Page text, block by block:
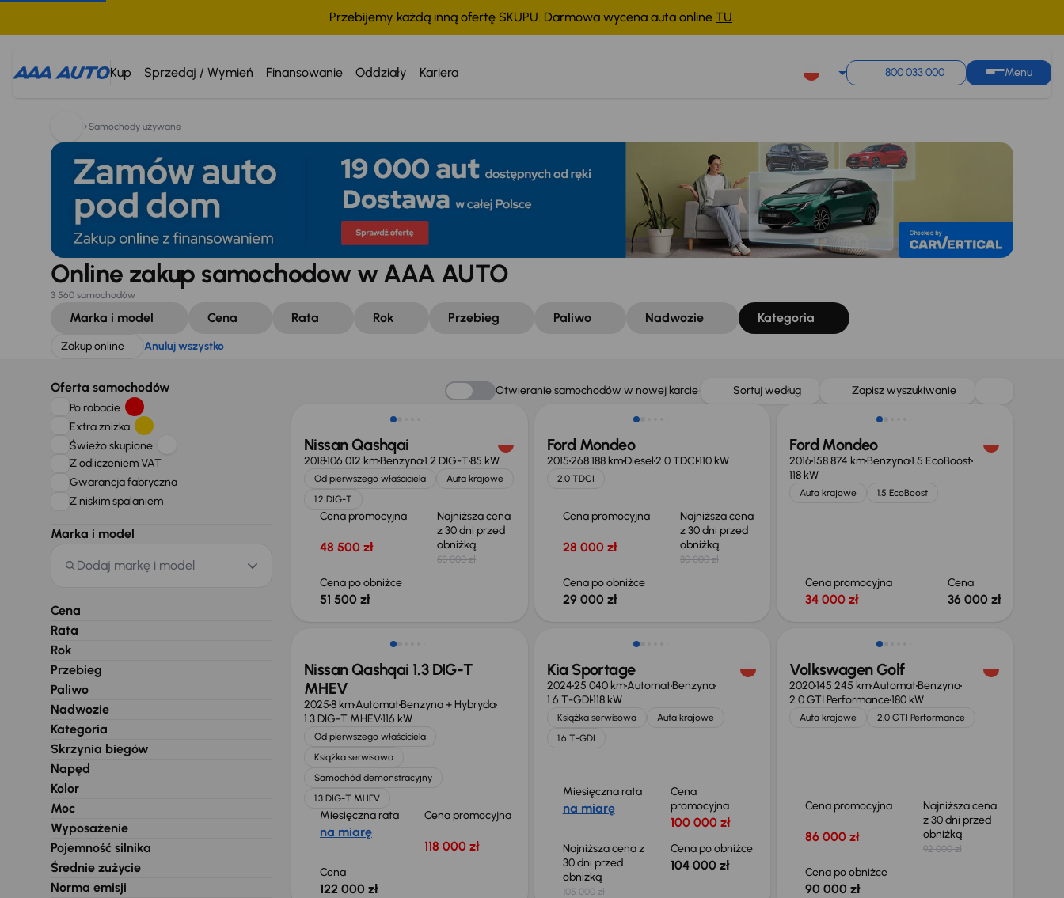
Przebijemy każdą inną ofertę SKUPU. Darmowa wycena auta online TU.
Kup Sprzedaj / Wymień Finansowanie Oddziały Kariera 800 033 000 Menu
Szukam: Anuluj wszystko
Samochody używane
Online zakup samochodow w AAA AUTO
3 560 samochodów
Marka i model Cena Rata Rok Przebieg Paliwo Nadwozie Kategoria
Zakup online Anuluj wszystko
Oferta samochodów
Po rabacie
Extra zniżka
Świeżo skupione
Z odliczeniem VAT
Gwarancja fabryczna
Z niskim spalaniem
Marka i model
Dodaj markę i model
Cena
Rata
Rok
Przebieg
Paliwo
Nadwozie
Kategoria
Skrzynia biegów
Napęd
Kolor
Moc
Wyposażenie
Pojemność silnika
Średnie zużycie
Norma emisji
Otwieranie samochodów w nowej karcie Sortuj według Zapisz wyszukiwanie
Nissan Qashqai
2018106 012 kmBenzyna1.2 DIG-T85 kW
Od pierwszego właściciela
Auta krajowe
1.2 DIG-T
Cena promocyjna
48 500 zł
Najniższa cena
z 30 dni przed
obniżką
53 000 zł
Cena po obniżce
51 500 zł
Taniej o 1 000 zł
Ford Mondeo
2015268 188 kmDiesel2.0 TDCI110 kW
2.0 TDCI
Cena promocyjna
28 000 zł
Najniższa cena
z 30 dni przed
obniżką
30 000 zł
Cena po obniżce
29 000 zł
Ford Mondeo
2016158 874 kmBenzyna1.5 EcoBoost
118 kW
Auta krajowe 1.5 EcoBoost
Cena promocyjna
34 000 zł
Cena
36 000 zł
Od nowego taniej o 36 775 zł
Nissan Qashqai 1.3 DIG-T
MHEV
20258 kmAutomatBenzyna + Hybryda
1.3 DIG-T MHEV116 kW
Od pierwszego właściciela
Książka serwisowa
Samochód demonstracyjny
1.3 DIG-T MHEV
Miesięczna rata
na miarę
Cena promocyjna
118 000 zł
Cena
122 000 zł
Kia Sportage
202425 040 kmAutomatBenzyna
1.6 T-GDI118 kW
Książka serwisowa
Auta krajowe
1.6 T-GDI
Miesięczna rata
na miarę
Cena
promocyjna
100 000 zł
Najniższa cena z
30 dni przed
obniżką
105 000 zł
Cena po obniżce
104 000 zł
Taniej o 2 000 zł
Volkswagen Golf
2020145 245 kmAutomatBenzyna
2.0 GTI Performance180 kW
Auta krajowe 2.0 GTI Performance
Cena promocyjna
86 000 zł
Najniższa cena
z 30 dni przed
obniżką
92 000 zł
Cena po obniżce
90 000 zł